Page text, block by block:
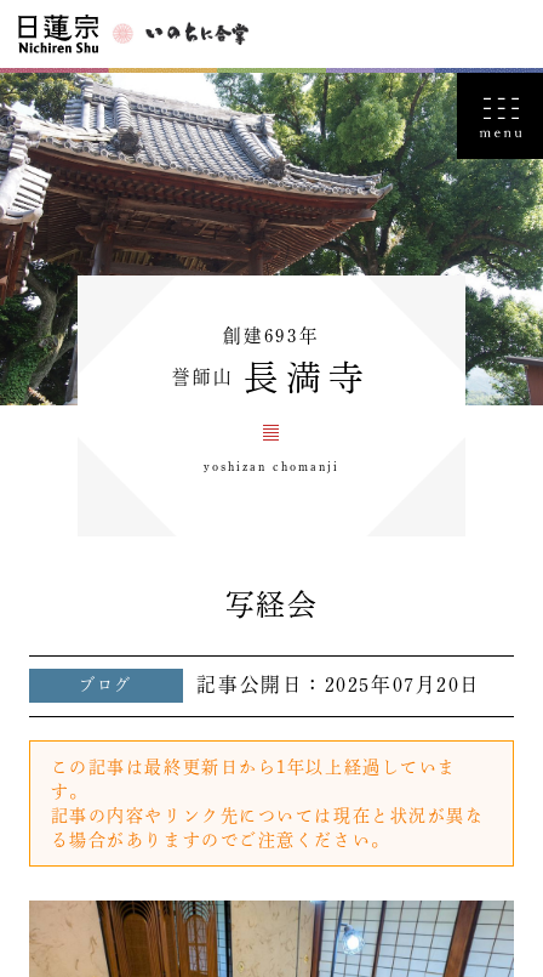
創建693年
誉師山 長満寺
yoshizan chomanji
写経会
ブログ 記事公開日： 2025年07月20日
この記事は最終更新日から1年以上経過していま
す。
記事の内容やリンク先については現在と状況が異な
る場合がありますのでご注意ください。